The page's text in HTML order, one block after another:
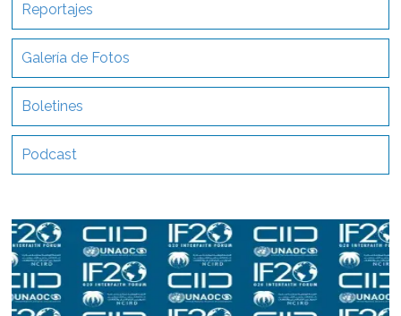
Reportajes
Galería de Fotos
Boletines
Podcast